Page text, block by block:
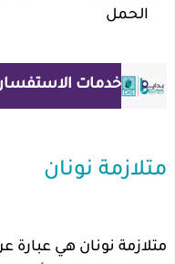
الحمل
خدمات
متلازمة نونان
متلازمة نونان هي